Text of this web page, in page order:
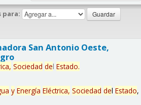
para:
San Antonio Oeste,
Sociedad del Estado.
y Energía Eléctrica, Sociedad del Estado,